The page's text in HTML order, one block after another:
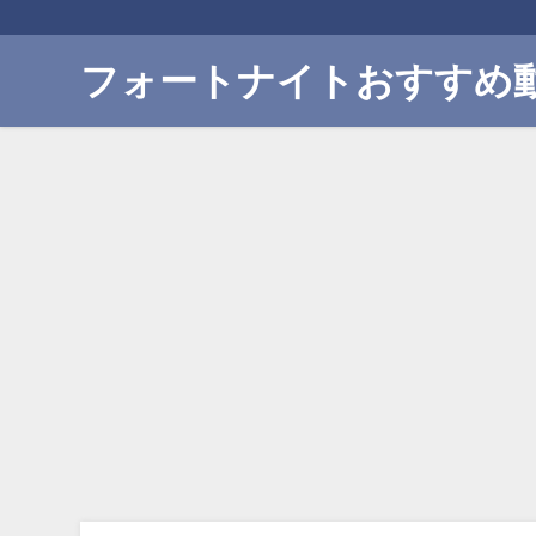
フォートナイトおすすめ